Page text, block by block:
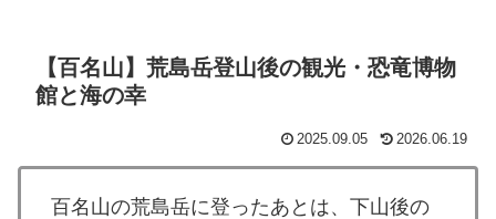
【百名山】荒島岳登山後の観光・恐竜博物
館と海の幸
2025.09.05 2026.06.19
百名山の荒島岳に登ったあとは、下山後の